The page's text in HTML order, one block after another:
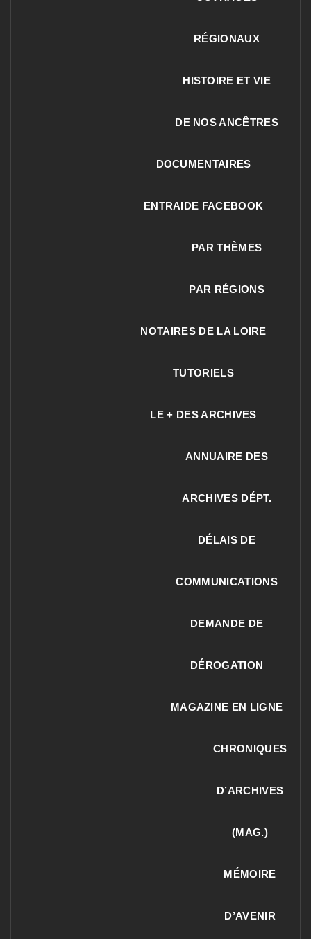
RÉGIONAUX
HISTOIRE ET VIE
DE NOS ANCÊTRES
DOCUMENTAIRES
ENTRAIDE FACEBOOK
PAR THÈMES
PAR RÉGIONS
NOTAIRES DE LA LOIRE
TUTORIELS
LE + DES ARCHIVES
ANNUAIRE DES
ARCHIVES DÉPT.
DÉLAIS DE
COMMUNICATIONS
DEMANDE DE
DÉROGATION
MAGAZINE EN LIGNE
CHRONIQUES
D’ARCHIVES
(MAG.)
MÉMOIRE
D’AVENIR